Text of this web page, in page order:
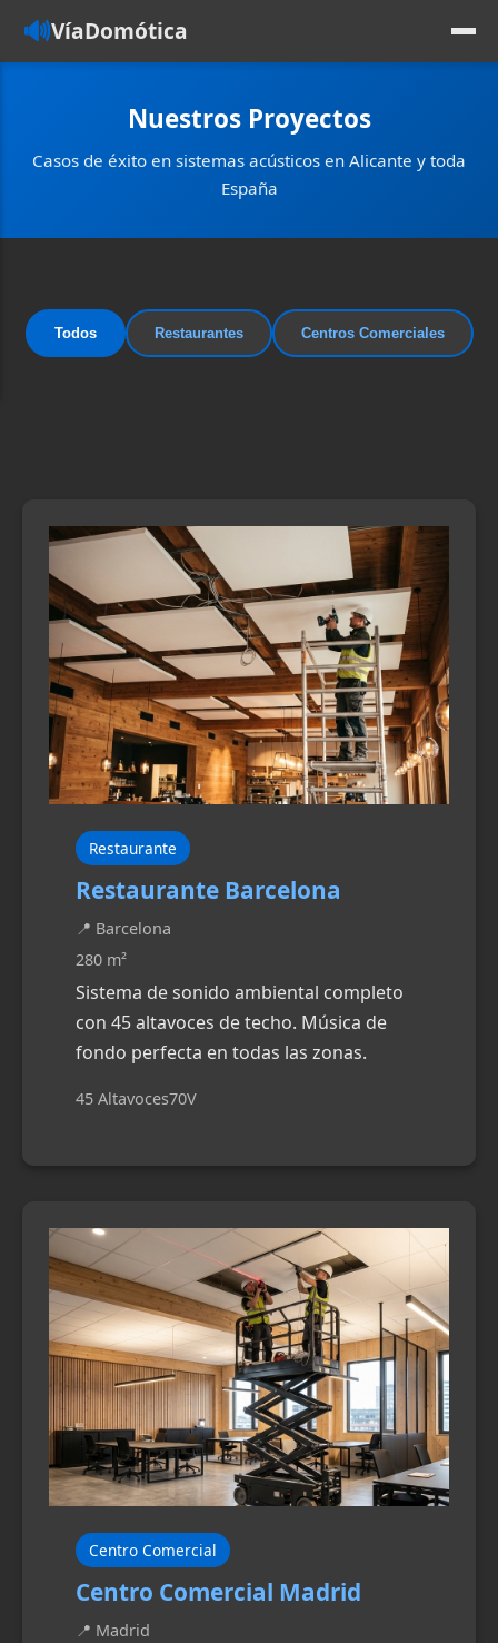
🔊VíaDomótica
Nuestros Proyectos
Casos de éxito en sistemas acústicos en Alicante y toda
España
Todos Restaurantes Centros Comerciales
Restaurante
Restaurante Barcelona
📍 Barcelona
280 m²
Sistema de sonido ambiental completo
con 45 altavoces de techo. Música de
fondo perfecta en todas las zonas.
45 Altavoces70V
Centro Comercial
Centro Comercial Madrid
📍 Madrid